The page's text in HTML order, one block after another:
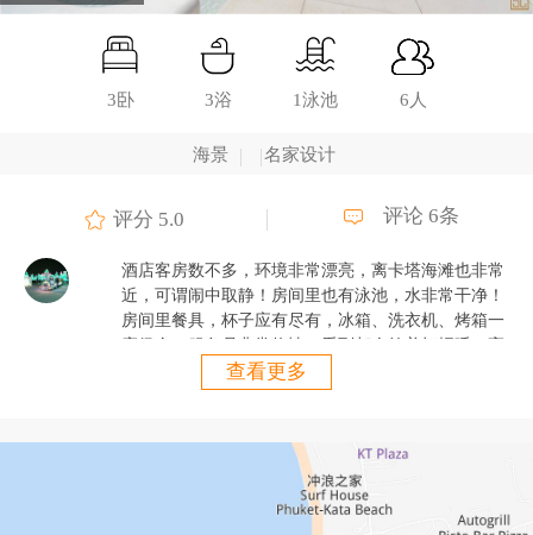
3卧 3浴 1泳池 6人
海景 名家设计
评分 5.0 评论 6条
酒店客房数不多，环境非常漂亮，离卡塔海滩也非常
近，可谓闹中取静！房间里也有泳池，水非常干净！
房间里餐具，杯子应有尽有，冰箱、洗衣机、烤箱一
尔夫车接送一喊就到！餐厅在海边，用餐体验非常美
查看更多